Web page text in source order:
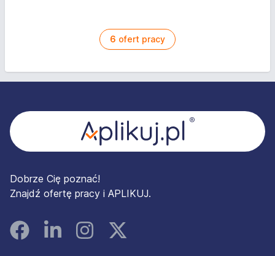
6 ofert pracy
Dobrze Cię poznać!
Znajdź ofertę pracy i APLIKUJ.
FacebookLinked InInstagramInstagram